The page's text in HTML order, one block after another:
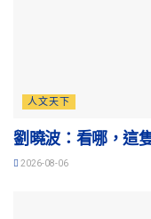
人文天下
劉曉波：看哪，這
2026-08-06